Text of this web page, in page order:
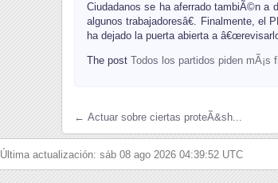
Ciudadanos se ha aferrado tambiÃ©n a
algunos trabajadoresâ€. Finalmente, el
ha dejado la puerta abierta a
The post Todos los partidos piden mÃ¡s
← Actuar sobre ciertas proteÃ&sh...
Última actualización: sáb 08 ago 2026 04:39:52 UTC